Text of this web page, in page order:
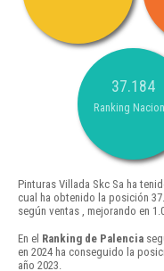
37.184
Ranking
Pinturas Villada Skc Sa ha
cual ha obtenido la posición
según ventas , mejorando en
En el Ranking de Palencia
en 2024 ha conseguido la
año 2023.